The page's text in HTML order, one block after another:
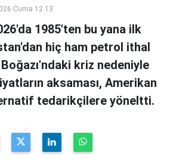
Cuma 12:13
1985'ten bu yana ilk
hiç ham petrol ithal
kriz nedeniyle
aksaması, Amerikan
tedarikçilere yöneltti.